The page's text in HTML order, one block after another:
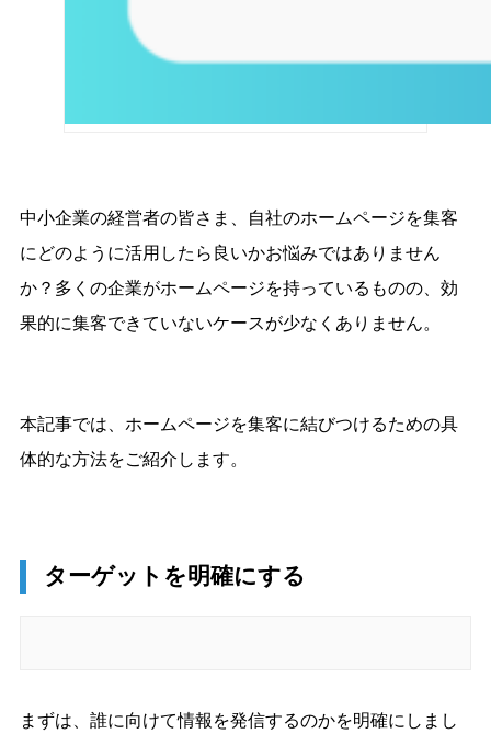
中小企業の経営者の皆さま、自社のホームページを集客
にどのように活用したら良いかお悩みではありません
か？多くの企業がホームページを持っているものの、効
果的に集客できていないケースが少なくありません。
本記事では、ホームページを集客に結びつけるための具
体的な方法をご紹介します。
ターゲットを明確にする
まずは、誰に向けて情報を発信するのかを明確にしまし